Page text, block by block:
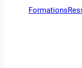
Formations